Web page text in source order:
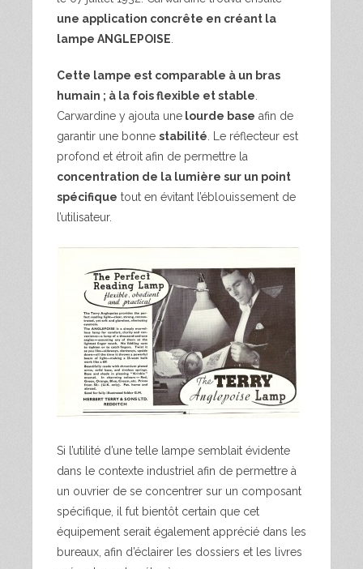
une application concrête en créant la
lampe ANGLEPOISE
Cette lampe est comparable à un bras
humain ; à la fois flexible et stable
Carwardine y ajouta une lourde base afin de
garantir une bonne stabilité . Le réflecteur est
profond et étroit afin de permettre la
concentration de la lumière sur un point
spécifique tout en évitant l’éblouissement de
l’utilisateur.
Si l’utilité d’une telle lampe semblait évidente
dans le contexte industriel afin de permettre à
un ouvrier de se concentrer sur un composant
spécifique, il fut bientôt certain que cet
équipement serait également apprécié dans les
bureaux, afin d’éclairer les dossiers et les livres